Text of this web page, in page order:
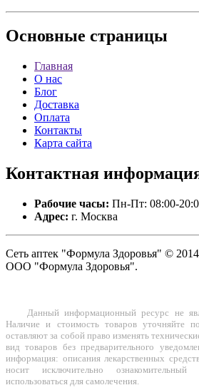
Основные страницы
Главная
О нас
Блог
Доставка
Оплата
Контакты
Карта сайта
Контактная
Рабочие часы: Пн-Пт: 08:00-
Адрес: г. Москва
Сеть аптек "Формула Здоровья" ©
ООО "Формула Здоровья".
Данный информационный ресурс не
Наличие и стоимость товаров уточняйте
оставляют за собой право изменять
вид товаров без предварительного
информация: описания лекарственных
носит исключительно
использоваться для самолечения.